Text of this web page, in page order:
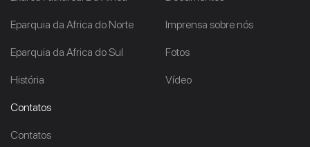
Eparquia da Africa do Norte
Eparquia da Africa do Sul
História
Imprensa sobre nós
Fotos
Vídeo
Contatos
Contatos